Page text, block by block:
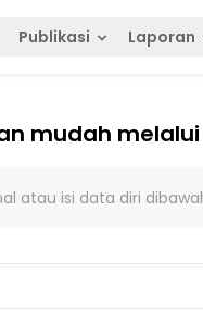
Publikasi Laporan
mudah melalui
atau isi data diri